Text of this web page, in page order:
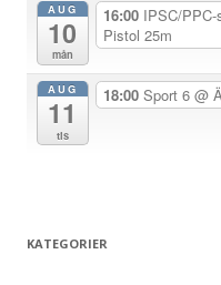
g
AUG
10
mån
16:00 IPSC/PPC-
Pistol 25m
AUG
11
tis
18:00 Sport 6 @
KATEGORIER